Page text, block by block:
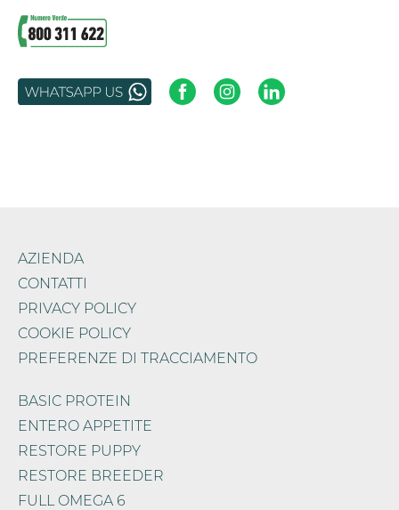
AZIENDA
CONTATTI
PRIVACY POLICY
COOKIE POLICY
PREFERENZE DI TRACCIAMENTO
BASIC PROTEIN
ENTERO APPETITE
RESTORE PUPPY
RESTORE BREEDER
FULL OMEGA 6